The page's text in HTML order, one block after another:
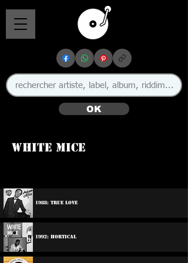
OK
White Mice
1988: True Love
1992: Hortical